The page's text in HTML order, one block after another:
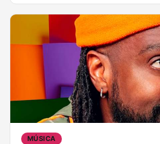
MÚSICA